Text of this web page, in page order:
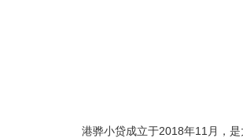
港骅小贷成立于2018年11月，是